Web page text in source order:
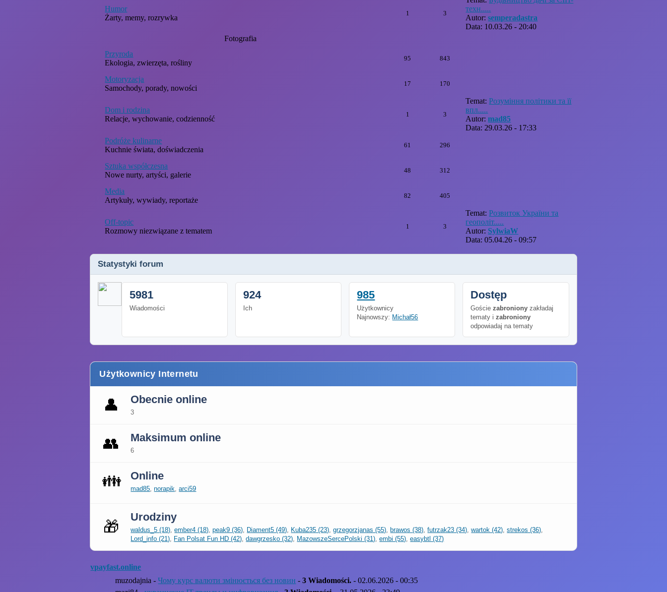
Humor
Żarty, memy, rozrywka
1 3
техн.....
Autor:semperadastra
Data: 10.03.26 - 20:40
Fotografia
Przyroda
Ekologia, zwierzęta, rośliny
95 843
Motoryzacja
Samochody, porady, nowości
17 170
Dom i rodzina
Relacje, wychowanie, codzienność
1 3
Temat:Розуміння політики та її
впл.....
Autor:mad85
Data: 29.03.26 - 17:33
Podróże kulinarne
Kuchnie świata, doświadczenia
61 296
Sztuka współczesna
Nowe nurty, artyści, galerie
48 312
Media
Artykuły, wywiady, reportaże
82 405
Off-topic
Rozmowy niezwiązane z tematem
1 3
Temat:Розвиток України та
геополіт.....
Autor: SylwiaW
Data: 05.04.26 - 09:57
Statystyki forum
5981
Wiadomości
924
Ich
985
Użytkownicy
Najnowszy: Michał56
Dostęp
Gościezabroniony zakładaj
tematy izabroniony
odpowiadaj na tematy
Użytkownicy Internetu
👤 Obecnie online
3
👥 Maksimum online
6
👪 Online
mad85,norapik,arci59
🎁
Urodziny
waldus_5 (18),ember4 (18),peak9 (36), Diament5 (49), Kuba235 (23),grzegorzjanas (55), brawos (38),futrzak23 (34),wartok (42),strekos (36),
Lord_info (21), Fan Polsat Fun HD (42),dawgrzesko (32), MazowszeSercePolski (31),embi (55),easybtl (37)
vpayfast.online
muzodajnia -Чому курс валюти змінюється без новин -3 Wiadomości. - 02.06.2026 - 00:35